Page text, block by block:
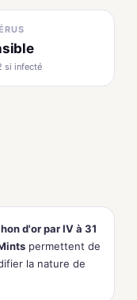
si infecté
d'or par IV à 31
permettent de
la nature de